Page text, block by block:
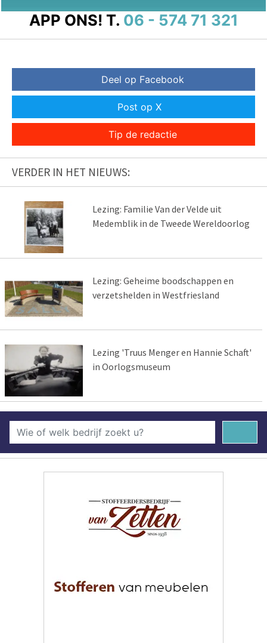
APP ONS! T. 06 - 574 71 321
Deel op Facebook
Post op X
Tip de redactie
VERDER IN HET NIEUWS:
Lezing: Familie Van der Velde uit
Medemblik in de Tweede Wereldoorlog
Lezing: Geheime boodschappen en
verzetshelden in Westfriesland
Lezing 'Truus Menger en Hannie Schaft'
in Oorlogsmuseum